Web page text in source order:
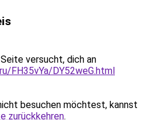
versucht, dich an
FH35vYa/DY52weG.html
besuchen möchtest, kannst
zurückkehren.